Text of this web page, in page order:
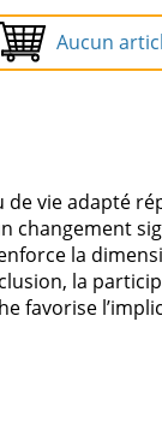
Aucun
de vie adapté
changement
la
la
favorise